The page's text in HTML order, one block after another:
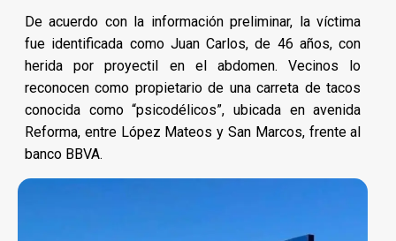
De acuerdo con la información preliminar, la víctima
fue identificada como Juan Carlos, de 46 años, con
herida por proyectil en el abdomen. Vecinos lo
reconocen como propietario de una carreta de tacos
conocida como “psicodélicos”, ubicada en avenida
Reforma, entre López Mateos y San Marcos, frente al
banco BBVA.